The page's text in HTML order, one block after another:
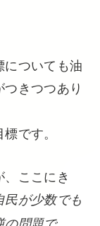
ついても油
きつつあり
です。
ここにき
が少数でも